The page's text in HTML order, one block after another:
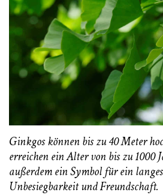
Ginkgos können bis zu 40 Meter
erreichen ein Alter von bis zu 1000
außerdem ein Symbol für ein
Unbesiegbarkeit und Freundschaft.